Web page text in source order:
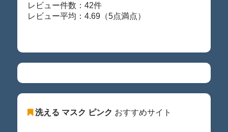
レビュー件数：42件
レビュー平均：4.69（5点満点）
洗える マスク ピンク おすすめサイト